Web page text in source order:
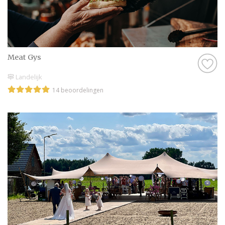
Meat Gys
Landelijk
14 beoordelingen